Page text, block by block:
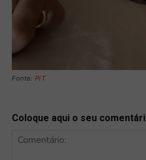
Fonte: PiT
Coloque aqui o seu